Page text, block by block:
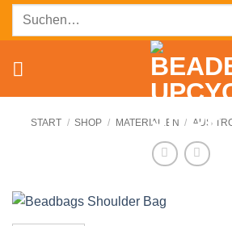
ZumSuchen
START / SHOP / MATERIALIEN / AUS